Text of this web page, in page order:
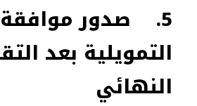
5.
صدور
التمويلية بعد
النهائي